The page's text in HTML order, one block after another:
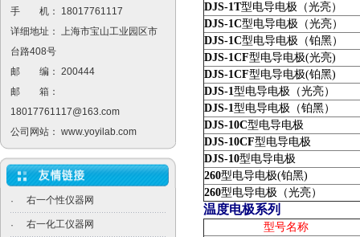
手 机： 18017761117
详细地址： 上海市宝山工业园区市
台路408号
邮 编： 200444
邮 箱：
18017761117@163.com
公司网站： www.yoyilab.com
· 右一个性仪器网
· 右一化工仪器网
DJS-1T型电导电极（光亮）
DJS-1C型电导电极（光亮）
DJS-1C型电导电极（铂黑）
DJS-1CF型电导电极(光亮)
DJS-1CF型电导电极(铂黑)
DJS-1型电导电极（光亮）
DJS-1型电导电极（铂黑）
DJS-10C型电导电极
DJS-10CF型电导电极
DJS-10型电导电极
260型电导电极(铂黑)
260型电导电极（光亮）
温度电极系列
型号名称